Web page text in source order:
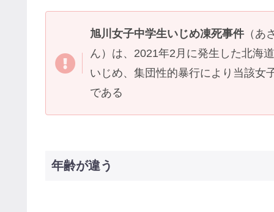
旭川女子中学生いじめ凍死事件（あ
ん）は、2021年2月に発生した北海
いじめ、集団性的暴行により当該女
である
年齢が違う